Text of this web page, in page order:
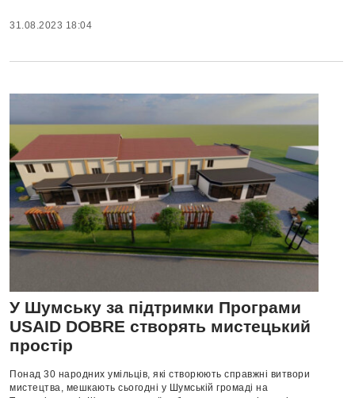
31.08.2023 18:04
У Шумську за підтримки Програми
USAID DOBRE створять мистецький
простір
Понад 30 народних умільців, які створюють справжні витвори
мистецтва, мешкають сьогодні у Шумській громаді на